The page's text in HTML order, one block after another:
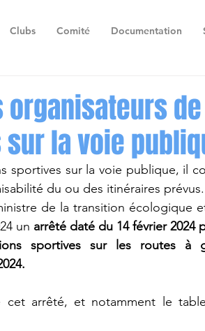
Clubs Comité Documentation
organisateurs de
la voie
sportives sur la voie publique, il
du ou des itinéraires prévus.
de la transition écologique
un arrêté daté du 14 février 2024
sportives sur les routes à
cet arrêté, et notamment le